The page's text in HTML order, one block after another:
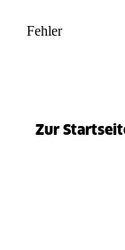
Fehler
Zur